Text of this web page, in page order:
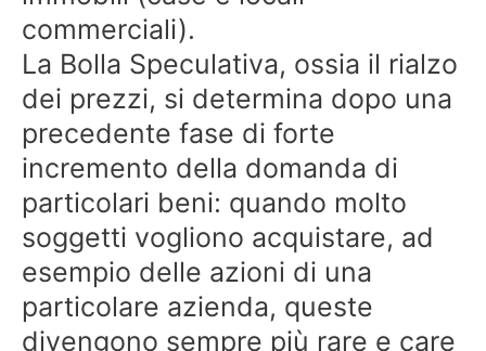
commerciali).
La Bolla Speculativa, ossia il rialzo
dei prezzi, si determina dopo una
precedente fase di forte
incremento della domanda di
particolari beni: quando molto
soggetti vogliono acquistare, ad
esempio delle azioni di una
particolare azienda, queste
divengono sempre più rare e care